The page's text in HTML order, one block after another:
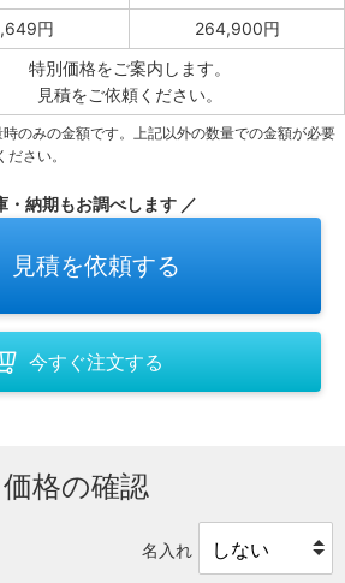
円 264,900円
特別価格をご案内します。
見積をご依頼ください。
のみの金額です。上記以外の数量での金額が必要
さい。
・納期もお調べします ／
見積を依頼する
今すぐ注文する
価格の確認
名入れ